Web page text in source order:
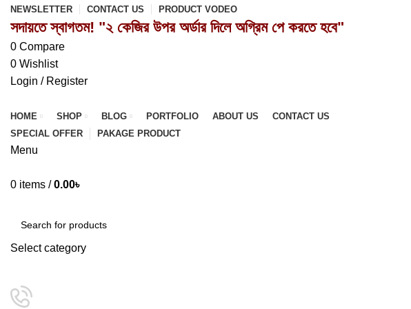
NEWSLETTER CONTACT US PRODUCT VODEO
সদায়তে স্বাগতম! "২ কেজির উপর অর্ডার দিলে অগ্রিম পে করতে হবে"
0 Compare
0 Wishlist
Login / Register
HOME SHOP BLOG PORTFOLIO ABOUT US
CONTACT US
SPECIAL OFFER
PAKAGE PRODUCT
Menu
0 items / 0.00৳
Select category